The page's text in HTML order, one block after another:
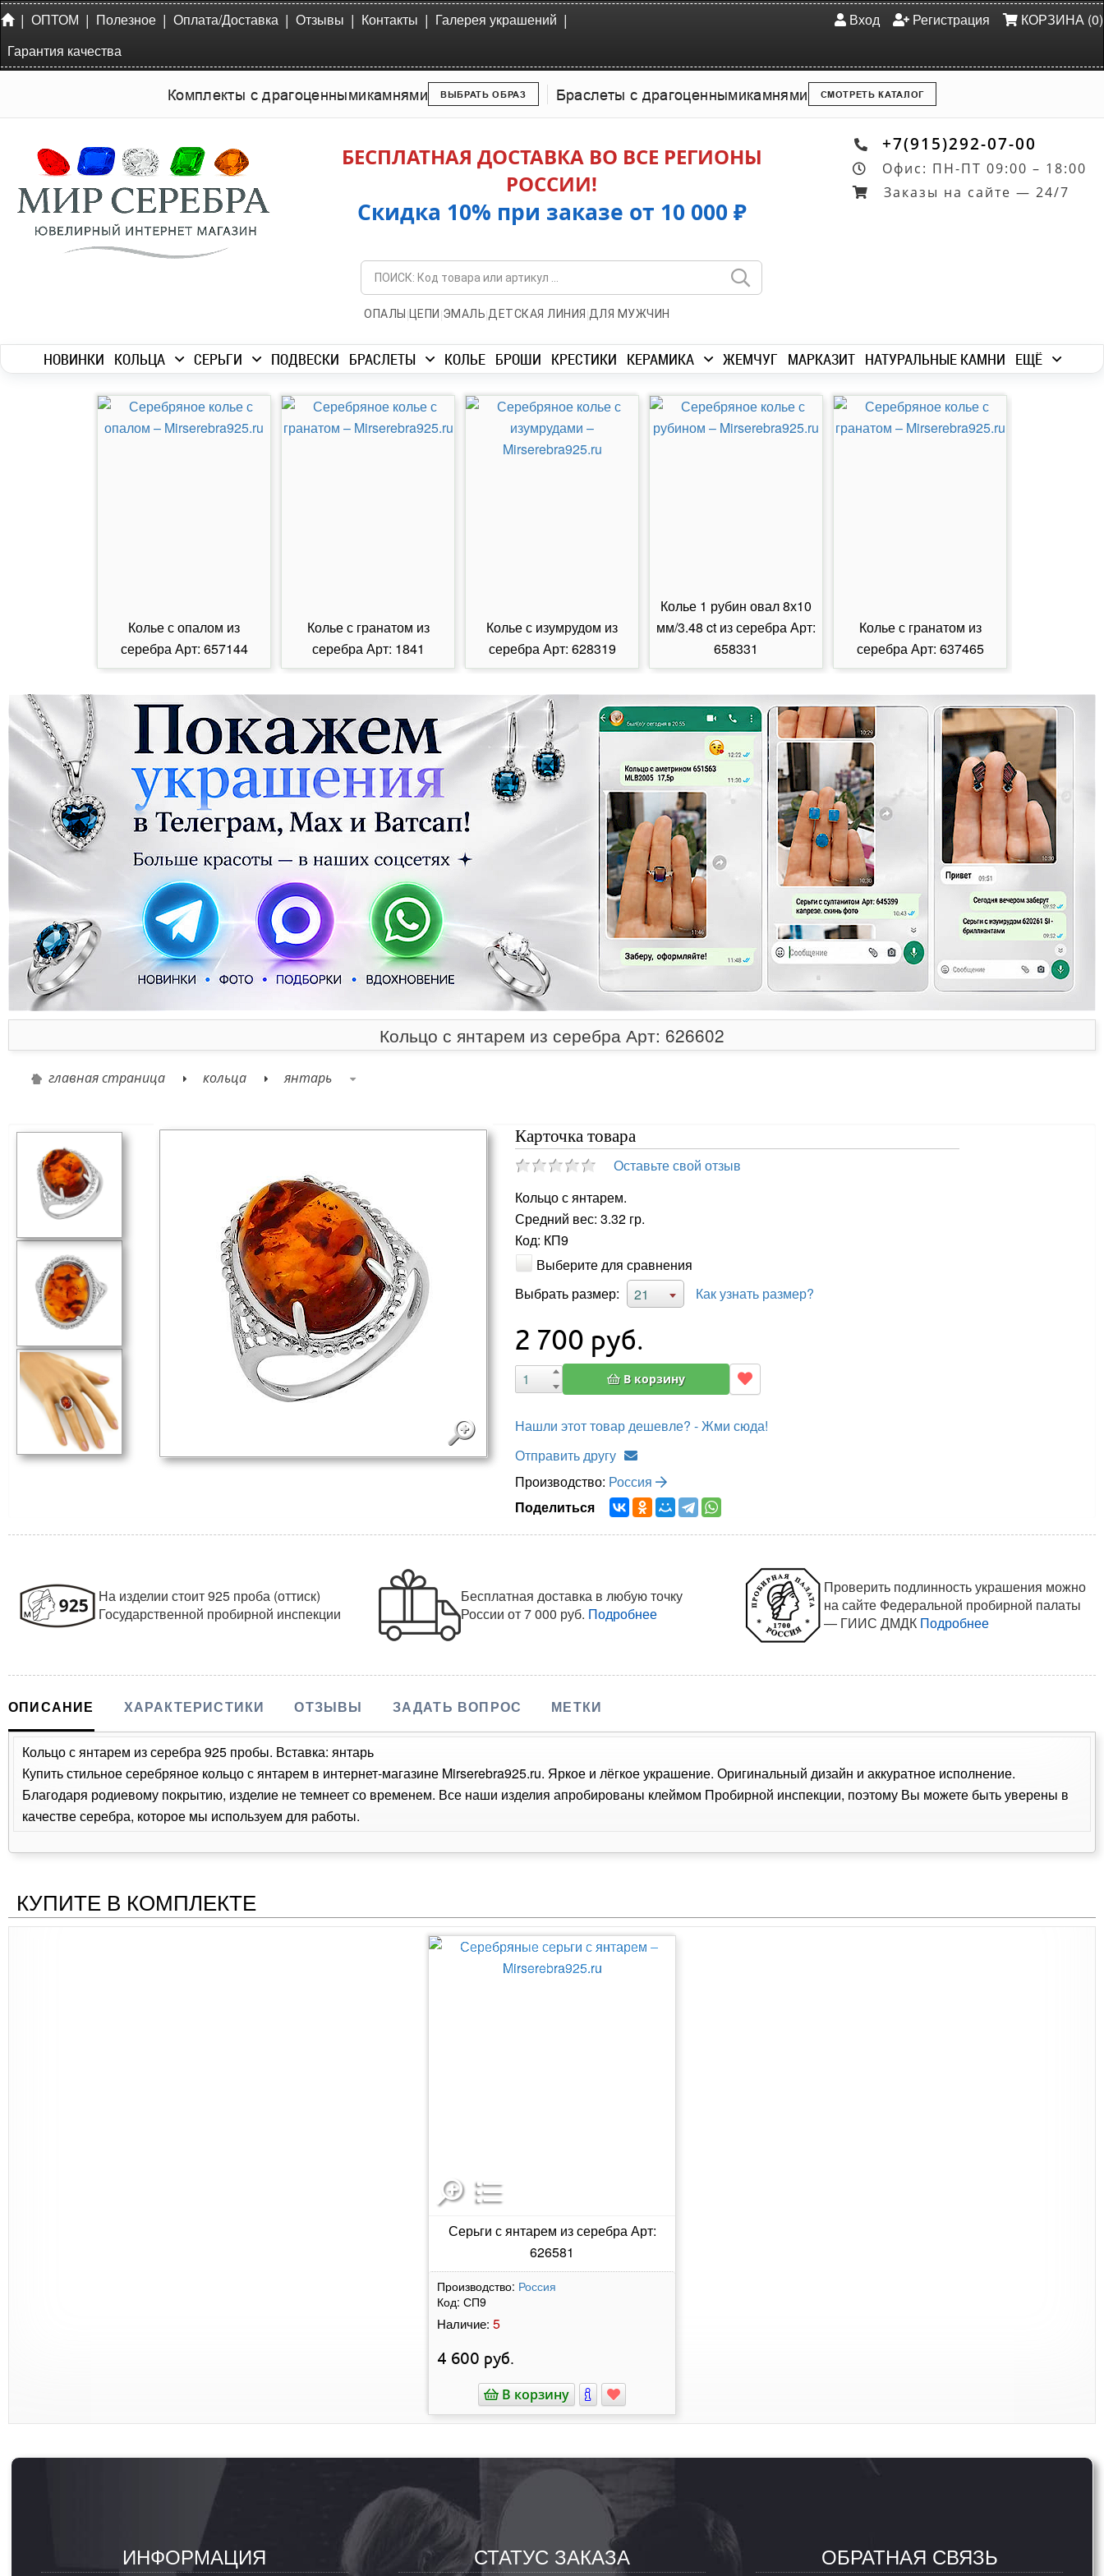
| ОПТОМ | Полезное | Оплата/Доставка | Отзывы | Контакты | Галерея украшений |
Гарантия качества
Вход Регистрация КОРЗИНА (0)
Комплекты с драгоценнымикамнями ВЫБРАТЬ ОБРАЗ Браслеты с драгоценнымикамнями СМОТРЕТЬ КАТАЛОГ
БЕСПЛАТНАЯ ДОСТАВКА ВО ВСЕ РЕГИОНЫ
РОССИИ!
Скидка 10% при заказе от 10 000 ₽
ОПАЛЫ | ЦЕПИ |ЭМАЛЬ|ДЕТСКАЯ ЛИНИЯ |ДЛЯ МУЖЧИН
+7(915)292-07-00
Офис: ПН-ПТ 09:00 – 18:00
Заказы на сайте — 24/7
НОВИНКИ КОЛЬЦА СЕРЬГИ ПОДВЕСКИ БРАСЛЕТЫ КОЛЬЕ БРОШИ КРЕСТИКИ КЕРАМИКА ЖЕМЧУГ МАРКАЗИТ НАТУРАЛЬНЫЕ КАМНИ ЕЩЁ
Колье с опалом из
серебра Арт: 657144
Колье с гранатом из
серебра Арт: 1841
Колье с изумрудом из
серебра Арт: 628319
Колье 1 рубин овал 8х10
мм/3.48 ct из серебра Арт:
658331
Колье с гранатом из
серебра Арт: 637465
Кольцо с янтарем из серебра Арт: 626602
главная страница кольца янтарь
Карточка товара
Оставьте свой отзыв
Кольцо с янтарем.
Средний вес: 3.32 гр.
Код: КП9
Выберите для сравнения
Выбрать размер:
21 Как узнать размер?
2 700 руб.
В корзину
Нашли этот товар дешевле? - Жми сюда!
Отправить другу
Производство: Россия
Поделиться
На изделии стоит 925 проба (оттиск)
Государственной пробирной инспекции
Бесплатная доставка в любую точку
Россииот 7 000 руб. Подробнее
Проверить подлинность украшения можно
на сайте Федеральной пробирной палаты
— ГИИС ДМДК Подробнее
ОПИСАНИЕ ХАРАКТЕРИСТИКИ ОТЗЫВЫ ЗАДАТЬ ВОПРОС МЕТКИ
Кольцо с янтарем из серебра 925 пробы. Вставка: янтарь
Купить стильное серебряное кольцо с янтарем в интернет-магазине Mirserebra925.ru. Яркое и лёгкое украшение. Оригинальный дизайн и аккуратное исполнение.
Благодаря родиевому покрытию, изделие не темнеет со временем. Все наши изделия апробированы клеймом Пробирной инспекции, поэтому Вы можете быть уверены в
качестве серебра, которое мы используем для работы.
КУПИТЕ В КОМПЛЕКТЕ
Серьги с янтарем из серебра Арт:
626581
Производство: Россия
Код: СП9
Наличие: 5
4 600 руб.
В корзину
ИНФОРМАЦИЯ СТАТУС ЗАКАЗА ОБРАТНАЯ СВЯЗЬ